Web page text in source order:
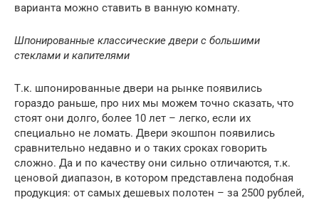
варианта можно ставить в ванную комнату.
Шпонированные классические двери с большими
стеклами и капителями
Т.к. шпонированные двери на рынке появились
гораздо раньше, про них мы можем точно сказать, что
стоят они долго, более 10 лет – легко, если их
специально не ломать. Двери экошпон появились
сравнительно недавно и о таких сроках говорить
сложно. Да и по качеству они сильно отличаются, т.к.
ценовой диапазон, в котором представлена подобная
продукция: от самых дешевых полотен – за 2500 рублей,